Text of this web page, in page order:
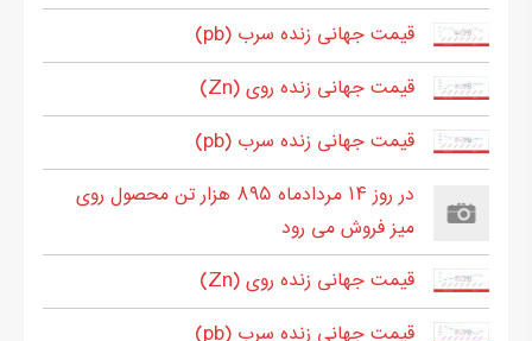
قیمت جهانی زنده سرب (pb)
قیمت جهانی زنده روی (Zn)
قیمت جهانی زنده سرب (pb)
در روز ۱۴ مردادماه ۸۹۵ هزار تن محصول روی
میز فروش می رود
قیمت جهانی زنده روی (Zn)